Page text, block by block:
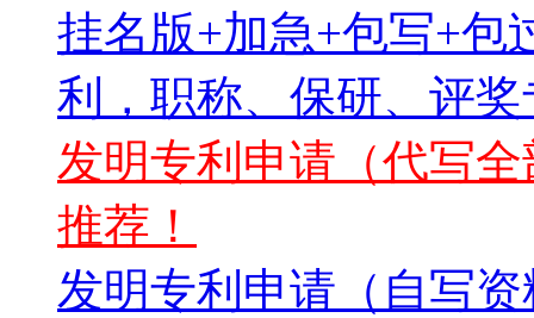
挂名版+加急+包写+包
利，职称、保研、评
发明专利申请（代写
推荐！
发明专利申请（自写